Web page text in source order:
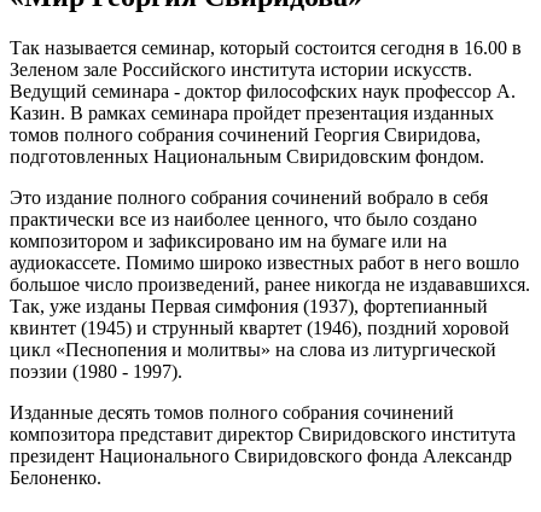
Так называется семинар, который состоится сегодня в 16.00 в
Зеленом зале Российского института истории искусств.
Ведущий семинара - доктор философских наук профессор А.
Казин. В рамках семинара пройдет презентация изданных
томов полного собрания сочинений Георгия Свиридова,
подготовленных Национальным Свиридовским фондом.
Это издание полного собрания сочинений вобрало в себя
практически все из наиболее ценного, что было создано
композитором и зафиксировано им на бумаге или на
аудиокассете. Помимо широко известных работ в него вошло
большое число произведений, ранее никогда не издававшихся.
Так, уже изданы Первая симфония (1937), фортепианный
квинтет (1945) и струнный квартет (1946), поздний хоровой
цикл «Песнопения и молитвы» на слова из литургической
поэзии (1980 - 1997).
Изданные десять томов полного собрания сочинений
композитора представит директор Свиридовского института
президент Национального Свиридовского фонда Александр
Белоненко.